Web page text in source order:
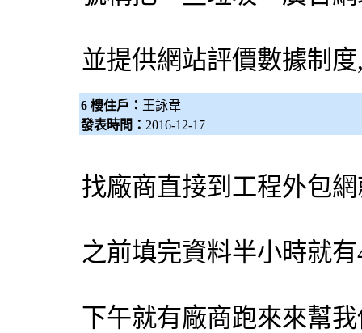
並提供網站評價數據制
6 樓住戶： 王詠韋
發表時間： 2016-12-17
找廠商直接到工程外包網
之前填完資料半小時就
下午就有廠商跑來來幫